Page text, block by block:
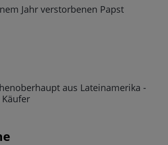
Jahr verstorbenen Papst
aus Lateinamerika -